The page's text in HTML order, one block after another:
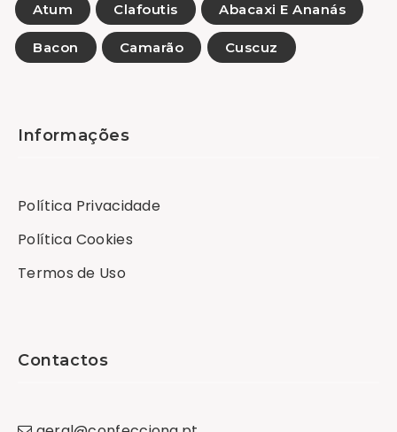
Atum Clafoutis Abacaxi E Ananás
Bacon Camarão Cuscuz
Informações
Política Privacidade
Política Cookies
Termos de Uso
Contactos